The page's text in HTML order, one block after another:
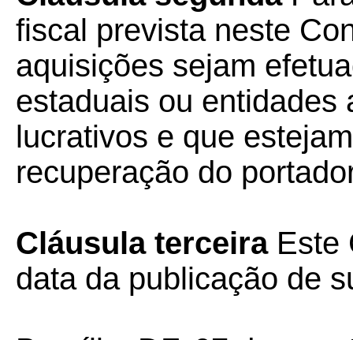
fiscal prevista neste
aquisições sejam
estaduais ou entidades
lucrativos e que
recuperação do
Cláusula terceiraEste
data da publicação de